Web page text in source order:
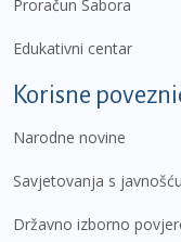
Proračun Sabora
Edukativni centar
Korisne
Narodne novine
Savjetovanja s javnošću
Državno izborno